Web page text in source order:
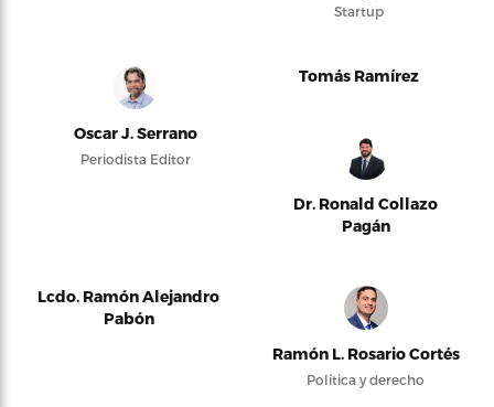
Startup
Oscar J. Serrano
Periodista Editor
Tomás Ramírez
Dr. Ronald Collazo
Pagán
Lcdo. Ramón Alejandro
Pabón
Ramón L. Rosario Cortés
Política y derecho